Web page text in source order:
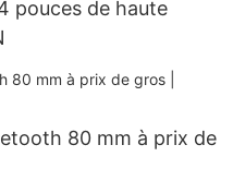
pouces de haute
80 mm à prix de